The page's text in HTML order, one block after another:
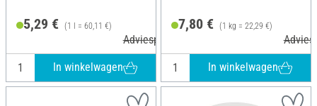
5,29 € (1 l = 60,11 €)
Adviesprijs 6,40 €
In winkelwagen
7,80 € (1 kg = 22,29 €)
In winkelwagen